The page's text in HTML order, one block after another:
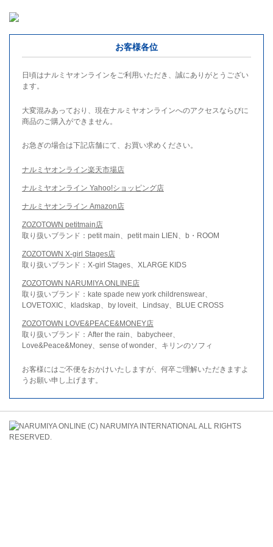
お客様各位
日頃はナルミヤオンラインをご利用いただき、誠にありがとうござい
ます。
大変混みあっており、現在ナルミヤオンラインへのアクセスならびに
商品のご購入ができません。
お急ぎの場合は下記店舗にて、お買い求めください。
ナルミヤオンライン楽天市場店
ナルミヤオンライン Yahoo!ショッピング店
ナルミヤオンライン Amazon店
ZOZOTOWN petitmain店
取り扱いブランド：petit main、petit main LIEN、b・ROOM
ZOZOTOWN X-girl Stages店
取り扱いブランド：X-girl Stages、XLARGE KIDS
ZOZOTOWN NARUMIYA ONLINE店
取り扱いブランド：kate spade new york childrenswear、
LOVETOXIC、kladskap、by loveit、Lindsay、BLUE CROSS
ZOZOTOWN LOVE&PEACE&MONEY店
取り扱いブランド：After the rain、babycheer、
Love&Peace&Money、sense of wonder、キリンのソフィ
お客様にはご不便をおかけいたしますが、何卒ご理解いただきますよ
うお願い申し上げます。